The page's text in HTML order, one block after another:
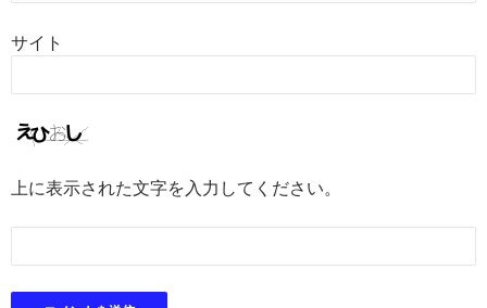
サイト
上に表示された文字を入力してください。